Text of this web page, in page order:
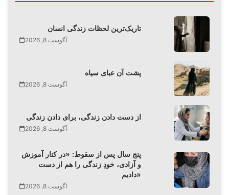
تاریک‌ترین لحظات زندگی انسان
آگوست 8, 2026
پشت آن عبای سیاه
آگوست 8, 2026
از دست دادن زندگی، برای دادن زندگی
آگوست 8, 2026
پنج سال پس از سقوط: «در کنار آموزش
و آزادی، خودِ زندگی را هم از دست
دادیم»
آگوست 8, 2026